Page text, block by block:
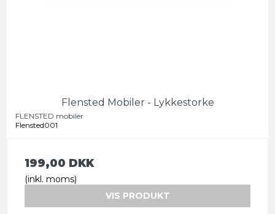
Flensted Mobiler - Lykkestorke
FLENSTED mobiler
Flensted001
199,00 DKK
(inkl. moms)
VIS PRODUKT